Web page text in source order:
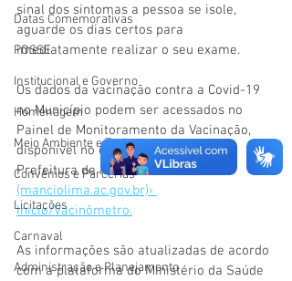
Datas Comemorativas
POSSE
Institucional e Governo
Homenagem
Meio Ambiente e Turismo
Convênios e Parcerias
Licitações
Carnaval
Administração e Planejamento
sinal dos sintomas a pessoa se isole,
aguarde os dias certos para
imediatamente realizar o seu exame.
Os dados da vacinação contra a Covid-19
no Município podem ser acessados no
Painel de Monitoramento da Vacinação,
disponível no endereço eletrônico:
Prefeitura de Mâncio Lima
(manciolima.ac.gov.br)›
Inicio/Vacinômetro.
As informações são atualizadas de acordo
com a plataforma do Ministério da Saúde